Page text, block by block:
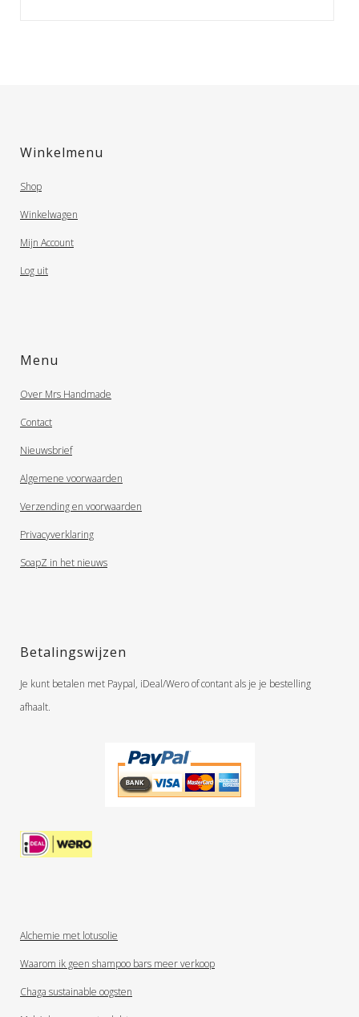
Winkelmenu
Shop
Winkelwagen
Mijn Account
Log uit
Menu
Over Mrs Handmade
Contact
Nieuwsbrief
Algemene voorwaarden
Verzending en voorwaarden
Privacyverklaring
SoapZ in het nieuws
Betalingswijzen
Je kunt betalen met Paypal, iDeal/Wero of contant als je je bestelling
afhaalt.
Alchemie met lotusolie
Waarom ik geen shampoo bars meer verkoop
Chaga sustainable oogsten